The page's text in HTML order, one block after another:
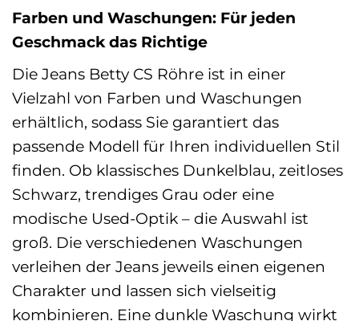
Farben und Waschungen: Für jeden
Geschmack das Richtige
Die Jeans Betty CS Röhre ist in einer
Vielzahl von Farben und Waschungen
erhältlich, sodass Sie garantiert das
passende Modell für Ihren individuellen Stil
finden. Ob klassisches Dunkelblau, zeitloses
Schwarz, trendiges Grau oder eine
modische Used-Optik – die Auswahl ist
groß. Die verschiedenen Waschungen
verleihen der Jeans jeweils einen eigenen
Charakter und lassen sich vielseitig
kombinieren. Eine dunkle Waschung wirkt